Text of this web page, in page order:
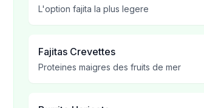
L'option fajita la plus legere
Fajitas Crevettes
Proteines maigres des fruits de mer